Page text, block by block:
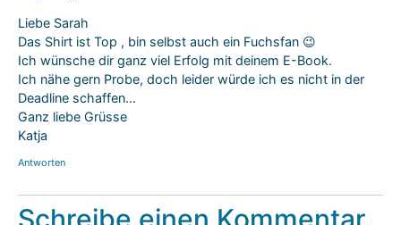
Liebe Sarah
Das Shirt ist Top , bin selbst auch ein Fuchsfan 😉
Ich wünsche dir ganz viel Erfolg mit deinem E-Book.
Ich nähe gern Probe, doch leider würde ich es nicht in der
Deadline schaffen…
Ganz liebe Grüsse
Katja
Antworten
Schreibe einen Kommentar